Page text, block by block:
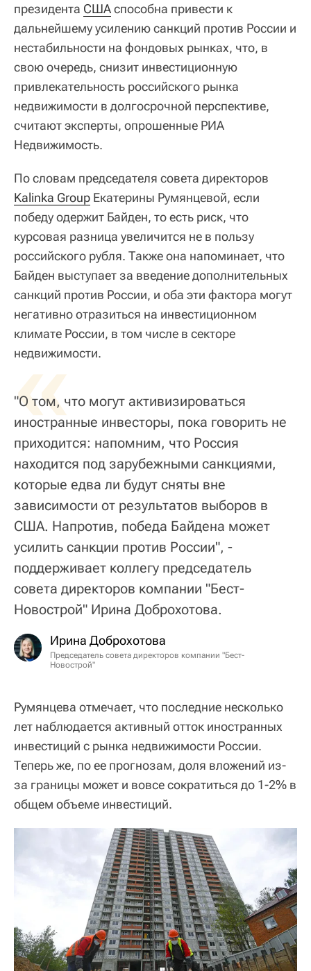
президента СШАспособна привести к
дальнейшему усилению санкций против России и
нестабильности на фондовых рынках, что, в
свою очередь, снизит инвестиционную
привлекательность российского рынка
недвижимости в долгосрочной перспективе,
считают эксперты, опрошенные РИА
Недвижимость.
По словам председателя совета директоров
Kalinka Group Екатерины Румянцевой, если
победу одержит Байден, то есть риск, что
курсовая разница увеличится не в пользу
российского рубля. Также она напоминает, что
Байден выступает за введение дополнительных
санкций против России, и оба эти фактора могут
негативно отразиться на инвестиционном
климате России, в том числе в секторе
недвижимости.
«
"О том, что могут активизироваться
иностранные инвесторы, пока говорить не
приходится: напомним, что Россия
находится под зарубежными санкциями,
которые едва ли будут сняты вне
зависимости от результатов выборов в
США. Напротив, победа Байдена может
усилить санкции против России", -
поддерживает коллегу председатель
совета директоров компании "Бест-
Новострой" Ирина Доброхотова.
Ирина Доброхотова
Председатель совета директоров компании "Бест-
Новострой"
Румянцева отмечает, что последние несколько
лет наблюдается активный отток иностранных
инвестиций с рынка недвижимости России.
Теперь же, по ее прогнозам, доля вложений из-
за границы может и вовсе сократиться до 1-2% в
общем объеме инвестиций.